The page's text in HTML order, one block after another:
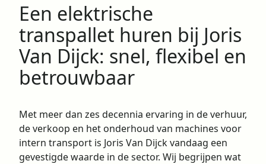
Een elektrische
transpallet huren bij Joris
Van Dijck: snel, flexibel en
betrouwbaar
Met meer dan zes decennia ervaring in de verhuur,
de verkoop en het onderhoud van machines voor
intern transport is Joris Van Dijck vandaag een
gevestigde waarde in de sector. Wij begrijpen wat